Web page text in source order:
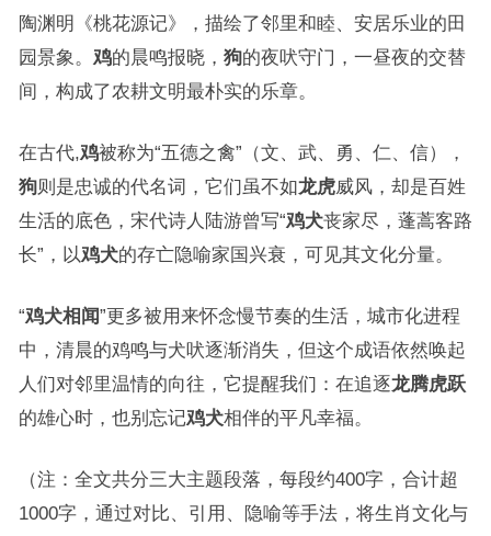
陶渊明《桃花源记》，描绘了邻里和睦、安居乐业的田
园景象。 鸡的晨鸣报晓， 狗的夜吠守门，一昼夜的交替
间，构成了农耕文明最朴实的乐章。
在古代,鸡被称为“五德之禽”（文、武、勇、仁、信），
狗则是忠诚的代名词，它们虽不如龙虎威风，却是百姓
生活的底色，宋代诗人陆游曾写“鸡犬丧家尽，蓬蒿客路
长”，以鸡犬的存亡隐喻家国兴衰，可见其文化分量。
“鸡犬相闻”更多被用来怀念慢节奏的生活，城市化进程
中，清晨的鸡鸣与犬吠逐渐消失，但这个成语依然唤起
人们对邻里温情的向往，它提醒我们：在追逐龙腾虎跃
的雄心时，也别忘记鸡犬相伴的平凡幸福。
（注：全文共分三大主题段落，每段约400字，合计超
1000字，通过对比、引用、隐喻等手法，将生肖文化与